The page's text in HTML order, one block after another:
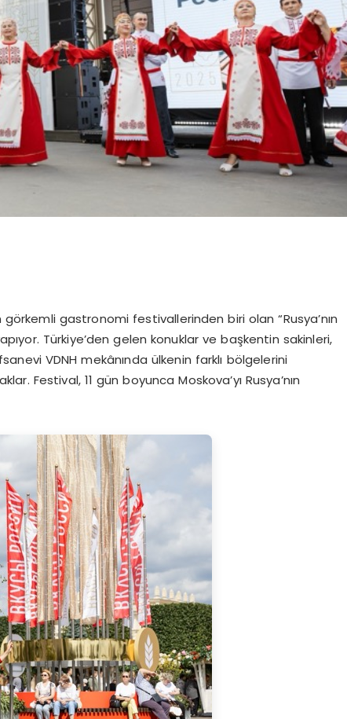
gastronomi festivallerinden biri olan “Rusya’nın
Türkiye’den gelen konuklar ve başkentin sakinleri,
VDNH mekânında ülkenin farklı bölgelerini
Festival, 11 gün boyunca Moskova’yı Rusya’nın